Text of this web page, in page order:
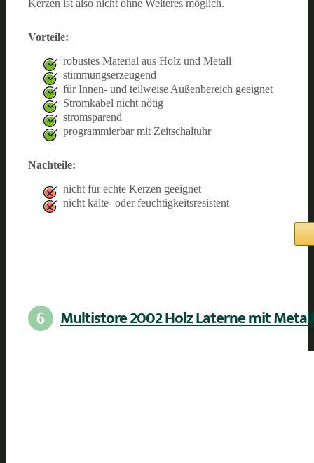
Kerzen ist also nicht ohne Weiteres möglich.
Vorteile:
robustes Material aus Holz und Metall
stimmungserzeugend
für Innen- und teilweise Außenbereich geeignet
Stromkabel nicht nötig
stromsparend
programmierbar mit Zeitschaltuhr
Nachteile:
nicht für echte Kerzen geeignet
nicht kälte- oder feuchtigkeitsresistent
6 Multistore 2002 Holz Laterne mit